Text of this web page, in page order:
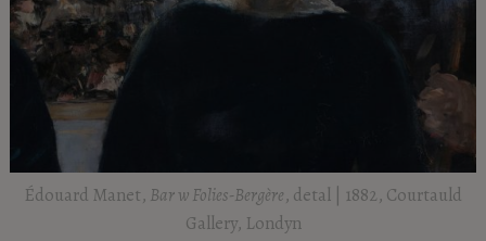
Édouard Manet, Bar w Folies-Bergère, detal | 1882, Courtauld
Gallery, Londyn